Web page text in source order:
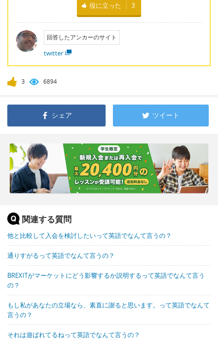
役に立った 3
回答したアンカーのサイト
twitter
3 6894
シェア ツイート
関連する質問
他と比較して入会を検討したいって英語でなんて言うの？
通りすがるって英語でなんて言うの？
BREXITがマーケットにどう影響するか説明するって英語でなんて言う
の？
もし私があなたの立場なら、素直に謝ると思います。って英語でなんて
言うの？
それは遊ばれてるねって英語でなんて言うの？